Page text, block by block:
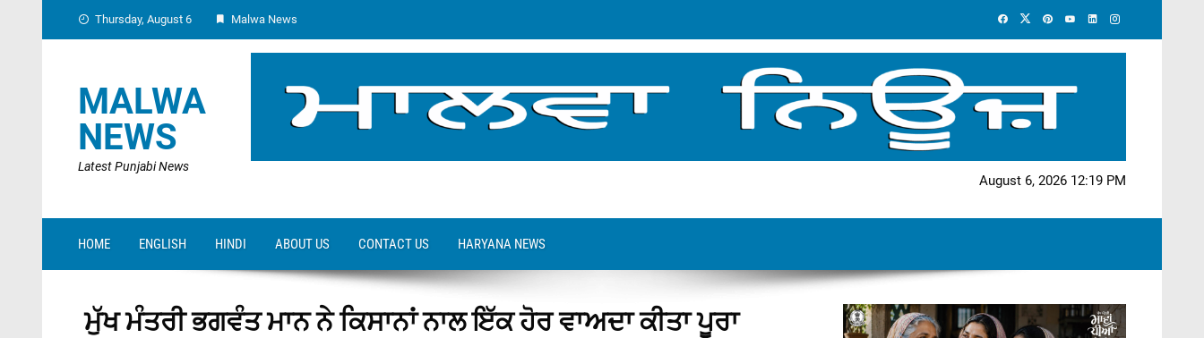
Thursday, August 6 Malwa News
MALWA
NEWS
Latest Punjabi News
August 6, 2026 12:19 PM
HOME ENGLISH HINDI ABOUT US CONTACT US HARYANA NEWS
ਮੁੱਖ ਮੰਤਰੀ ਭਗਵੰਤ ਮਾਨ ਨੇ ਕਿਸਾਨਾਂ ਨਾਲ ਇੱਕ ਹੋਰ ਵਾਅਦਾ ਕੀਤਾ ਪੂਰਾ